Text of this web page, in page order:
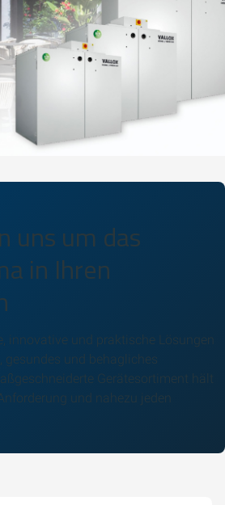
uns um das
in Ihren
innovative und praktische Lösungen
gesundes und behagliches
Gerätesortiment hält
und nahezu jeden